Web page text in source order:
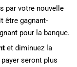
par votre nouvelle
être gagnant-
pour la banque.
et diminuez la
seront plus